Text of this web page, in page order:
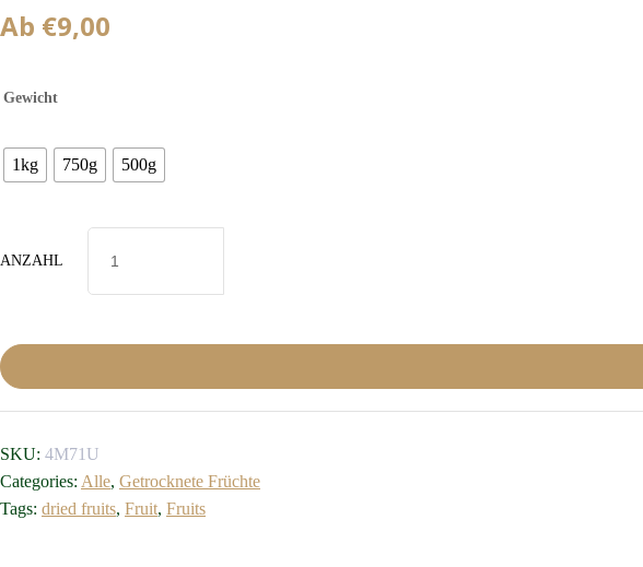
Ab €9,00
Gewicht
1kg 750g 500g
ANZAHL
SKU: 4M71U
Categories: Alle, Getrocknete Früchte
Tags: dried fruits, Fruit, Fruits